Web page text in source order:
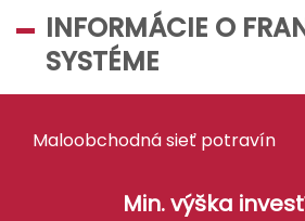
INFORMÁCIE O
SYSTÉME
Maloobchodná sieť potravín
Min. výška